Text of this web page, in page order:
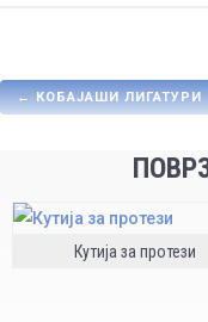
←КОБАЈАШИ ЛИГАТУРИ
Кутија за протези